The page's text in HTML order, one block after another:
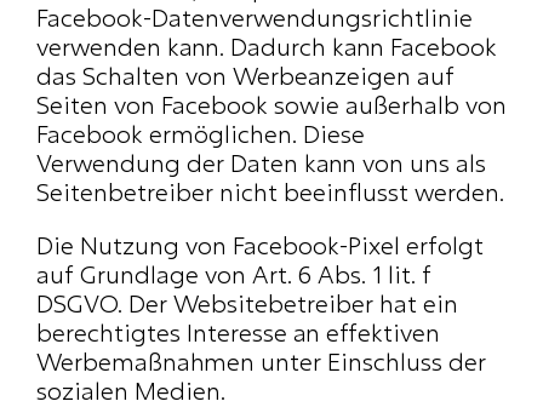
Facebook-Datenverwendungsrichtlinie
verwenden kann. Dadurch kann Facebook
das Schalten von Werbeanzeigen auf
Seiten von Facebook sowie außerhalb von
Facebook ermöglichen. Diese
Verwendung der Daten kann von uns als
Seitenbetreiber nicht beeinflusst werden.
Die Nutzung von Facebook-Pixel erfolgt
auf Grundlage von Art. 6 Abs. 1 lit. f
DSGVO. Der Websitebetreiber hat ein
berechtigtes Interesse an effektiven
Werbemaßnahmen unter Einschluss der
sozialen Medien.